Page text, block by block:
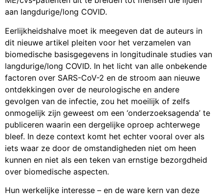
aan langdurige/long COVID.
Eerlijkheidshalve moet ik meegeven dat de auteurs in
dit nieuwe artikel pleiten voor het verzamelen van
biomedische basisgegevens in longitudinale studies van
langdurige/long COVID. In het licht van alle onbekende
factoren over SARS-CoV-2 en de stroom aan nieuwe
ontdekkingen over de neurologische en andere
gevolgen van de infectie, zou het moeilijk of zelfs
onmogelijk zijn geweest om een ​​‘onderzoeksagenda’ te
publiceren waarin een dergelijke oproep achterwege
bleef. In deze context komt het echter vooral over als
iets waar ze door de omstandigheden niet om heen
kunnen en niet als een teken van ernstige bezorgdheid
over biomedische aspecten.
Hun werkelijke interesse – en de ware kern van deze